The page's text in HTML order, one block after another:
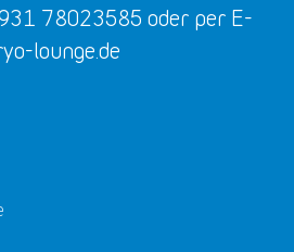
78023585 oder per E-
lounge.de